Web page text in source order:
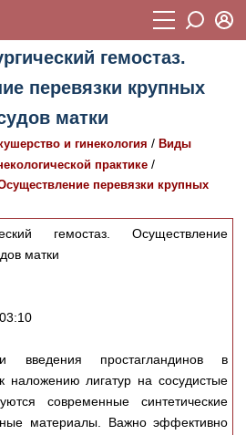
Вход
гемостаз.
перевязки крупных
матки
и гинекология / Виды
практике/
перевязки крупных
гемостаз. Осуществление
матки
03:10
введения простагландинов в
наложению лигатур на сосудистые
современные синтетические
материалы. Важно эффективно